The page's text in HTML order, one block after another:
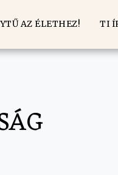
AZ ÉLETHEZ! TI